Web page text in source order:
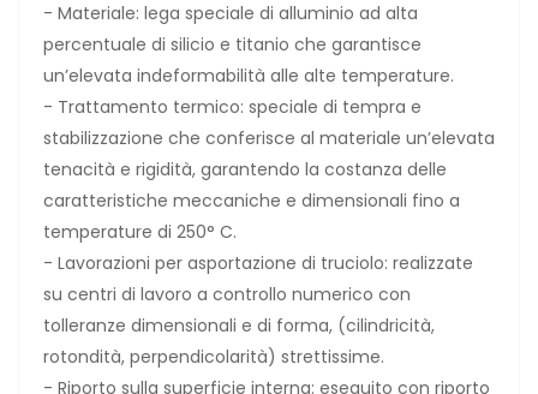
- Materiale: lega speciale di alluminio ad alta
percentuale di silicio e titanio che garantisce
un’elevata indeformabilità alle alte temperature.
- Trattamento termico: speciale di tempra e
stabilizzazione che conferisce al materiale un’elevata
tenacità e rigidità, garantendo la costanza delle
caratteristiche meccaniche e dimensionali fino a
temperature di 250° C.
- Lavorazioni per asportazione di truciolo: realizzate
su centri di lavoro a controllo numerico con
tolleranze dimensionali e di forma, (cilindricità,
rotondità, perpendicolarità) strettissime.
- Riporto sulla superficie interna: eseguito con riporto